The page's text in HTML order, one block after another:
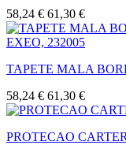
58,24 € 61,30 €
TAPETE MALA
58,24 € 61,30 €
PROTECAO